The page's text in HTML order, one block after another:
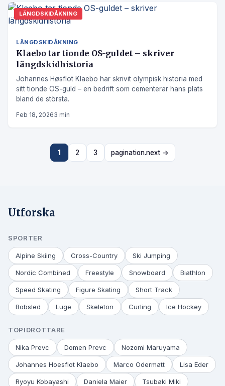
LÄNGDSKIDÅKNING
LÄNGDSKIDÅKNING
Klaebo tar tionde OS-guldet – skriver
längdskidhistoria
Johannes Høsflot Klaebo har skrivit olympisk historia med
sitt tionde OS-guld – en bedrift som cementerar hans plats
bland de största.
Feb 18, 20263 min
1 2 3 pagination.next →
Utforska
SPORTER
Alpine Skiing Cross-Country Ski Jumping
Nordic Combined Freestyle Snowboard Biathlon
Speed Skating Figure Skating Short Track
Bobsled Luge Skeleton Curling Ice Hockey
TOPIDROTTARE
Nika Prevc Domen Prevc Nozomi Maruyama
Johannes Hoesflot Klaebo Marco Odermatt Lisa Eder
Ryoyu Kobayashi Daniela Maier Tsubaki Miki